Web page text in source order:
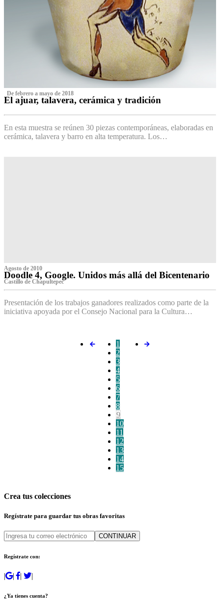
‌ De febrero a mayo de 2018
El ajuar, talavera, cerámica y tradición
En esta muestra se reúnen 30 piezas contemporáneas, elaboradas en
cerámica, talavera y barro en alta temperatura. Los…
Agosto de 2010
Doodle 4, Google. Unidos más allá del Bicentenario
Castillo de Chapultepec
Presentación de los trabajos ganadores realizados como parte de la
iniciativa apoyada por el Consejo Nacional para la Cultura…
1
2
3
4
5
6
7
8
9
10
11
12
13
14
15
Crea tus colecciones
Regístrate para guardar tus obras favoritas
CONTINUAR
Regístrate con:
| | | |
¿Ya tienes cuenta?